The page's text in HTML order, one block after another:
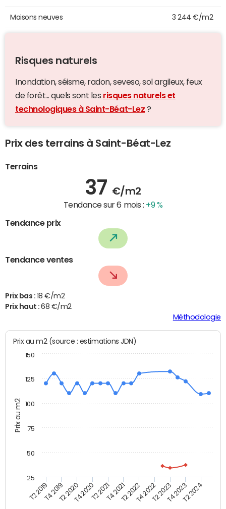
Maisons neuves 3 244 €/m2
Risques naturels
Inondation, séisme, radon, seveso, sol argileux, feux
de forêt... quels sont les risques naturels et
technologiques à Saint-Béat-Lez ?
Prix des terrains à Saint-Béat-Lez
Terrains
37 €/m2
Tendance sur 6 mois : +9 %
Tendance prix
Tendance ventes
Prix bas : 18 €/m2
Prix haut :68 €/m2
Méthodologie
Prix au m2
Prix au m2 (source : estimations JDN)
T2 2019T4 2019T2 2020T4 2020T2 2021T4 2021T2 2022T4 2022T2 2023T4 2023T2 2024
25
50
75
100
125
150